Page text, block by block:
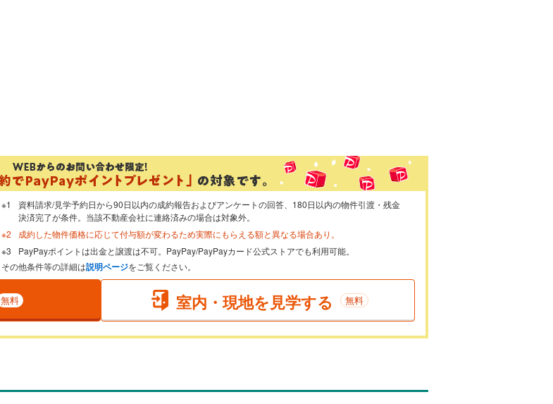
資料請求/見学予約日から90日以内の成約報告およびアンケートの回答、180日以内の物件引渡・残金
決済完了が条件。当該不動産会社に連絡済みの場合は対象外。
成約した物件価格に応じて付与額が変わるため実際にもらえる額と異なる場合あり。
PayPayポイントは出金と譲渡は不可。PayPay/PayPayカード公式ストアでも利用可能。
その他条件等の詳細は説明ページをご覧ください。
無料 室内・現地を見学する 無料